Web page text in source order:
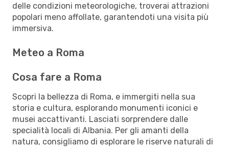
delle condizioni meteorologiche, troverai attrazioni
popolari meno affollate, garantendoti una visita più
immersiva.
Meteo a Roma
Cosa fare a Roma
Scopri la bellezza di Roma, e immergiti nella sua
storia e cultura, esplorando monumenti iconici e
musei accattivanti. Lasciati sorprendere dalle
specialità locali di Albania. Per gli amanti della
natura, consigliamo di esplorare le riserve naturali di